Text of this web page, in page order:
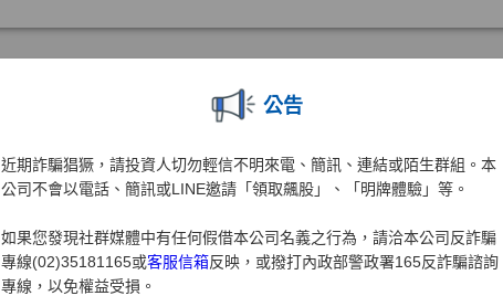
公告
近期詐騙猖獗，請投資人切勿輕信不明來電、簡訊、連結或陌生群組。本
公司不會以電話、簡訊或LINE邀請「領取飆股」、「明牌體驗」等。
如果您發現社群媒體中有任何假借本公司名義之行為，請洽本公司反詐騙
專線(02)35181165或客服信箱反映，或撥打內政部警政署165反詐騙諮詢
專線，以免權益受損。